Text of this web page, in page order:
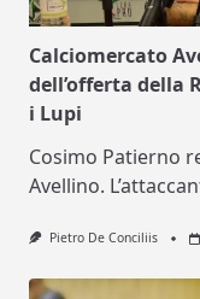
Calciomercato
dell’offerta della
i Lupi
Cosimo Patierno
Avellino.
Pietro De Conciliis